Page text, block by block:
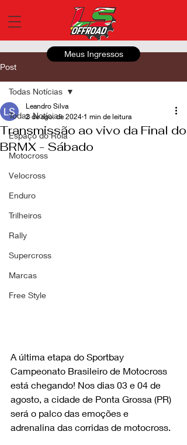
Meus Ingressos
Post
Todas Notícias
Espaço do Roia
Motocross
Velocross
Enduro
Trilheiros
Rally
Supercross
Marcas
Free Style
Todas Notícias
Transmissão ao vivo da Final do
BRMX - Sábado
Leandro Silva
2 de ago. de 2024 1 min de leitura
A última etapa do Sportbay
Campeonato Brasileiro de Motocross
está chegando! Nos dias 03 e 04 de
agosto, a cidade de Ponta Grossa (PR)
será o palco das emoções e
adrenalina das corridas de motocross.